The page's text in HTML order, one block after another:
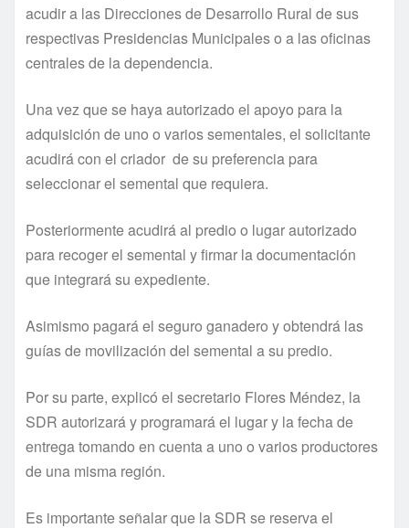
acudir a las Direcciones de Desarrollo Rural de sus
respectivas Presidencias Municipales o a las oficinas
centrales de la dependencia.
Una vez que se haya autorizado el apoyo para la
adquisición de uno o varios sementales, el solicitante
acudirá con el criador de su preferencia para
seleccionar el semental que requiera.
Posteriormente acudirá al predio o lugar autorizado
para recoger el semental y firmar la documentación
que integrará su expediente.
Asimismo pagará el seguro ganadero y obtendrá las
guías de movilización del semental a su predio.
Por su parte, explicó el secretario Flores Méndez, la
SDR autorizará y programará el lugar y la fecha de
entrega tomando en cuenta a uno o varios productores
de una misma región.
Es importante señalar que la SDR se reserva el